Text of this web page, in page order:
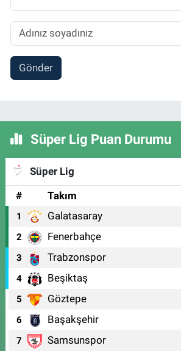
Gönder
Süper Lig Puan Durumu
Süper Lig
#
Takım
1 Galatasaray
2 Fenerbahçe
3 Trabzonspor
4 Beşiktaş
5 Göztepe
6 Başakşehir
7 Samsunspor